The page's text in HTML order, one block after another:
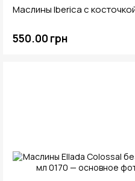
Маслины Iberica c
550.00 грн